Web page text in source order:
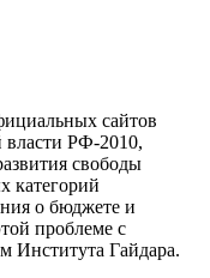
сайтов
власти РФ-2010,
свободы
категорий
о бюджете и
проблеме с
Института Гайдара.